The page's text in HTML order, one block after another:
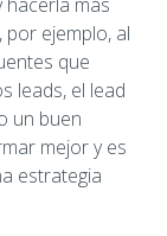
ejemplo, al
que
leads, el lead
un buen
mejor y es
estrategia